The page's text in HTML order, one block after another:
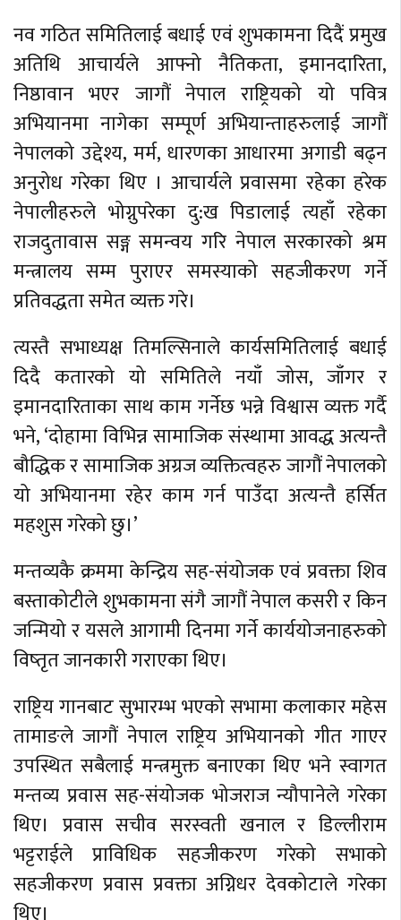
नव गठित समितिलाई बधाई एवं शुभकामना दिदैं प्रमुख
अतिथि आचार्यले आफ्नो नैतिकता, इमानदारिता,
निष्ठावान भएर जागौं नेपाल राष्ट्रियको यो पवित्र
अभियानमा नागेका सम्पूर्ण अभियान्ताहरुलाई जागौं
नेपालको उद्देश्य, मर्म, धारणका आधारमा अगाडी बढ्न
अनुरोध गरेका थिए । आचार्यले प्रवासमा रहेका हरेक
नेपालीहरुले भोग्नुपरेका दु:ख पिडालाई त्यहाँ रहेका
राजदुतावास सङ्ग समन्वय गरि नेपाल सरकारको श्रम
मन्त्रालय सम्म पुराएर समस्याको सहजीकरण गर्ने
प्रतिवद्धता समेत व्यक्त गरे।
त्यस्तै सभाध्यक्ष तिमल्सिनाले कार्यसमितिलाई बधाई
दिदै कतारको यो समितिले नयाँ जोस, जाँगर र
इमानदारिताका साथ काम गर्नेछ भन्ने विश्वास व्यक्त गर्दै
भने, ‘दोहामा विभिन्न सामाजिक संस्थामा आवद्ध अत्यन्तै
बौद्धिक र सामाजिक अग्रज व्यक्तित्वहरु जागौं नेपालको
यो अभियानमा रहेर काम गर्न पाउँदा अत्यन्तै हर्सित
महशुस गरेको छु।’
मन्तव्यकै क्रममा केन्द्रिय सह-संयोजक एवं प्रवक्ता शिव
बस्ताकोटीले शुभकामना संगै जागौं नेपाल कसरी र किन
जन्मियो र यसले आगामी दिनमा गर्ने कार्ययोजनाहरुको
विष्तृत जानकारी गराएका थिए।
राष्ट्रिय गानबाट सुभारम्भ भएको सभामा कलाकार महेस
तामाङले जागौं नेपाल राष्ट्रिय अभियानको गीत गाएर
उपस्थित सबैलाई मन्त्रमुक्त बनाएका थिए भने स्वागत
मन्तव्य प्रवास सह-संयोजक भोजराज न्यौपानेले गरेका
थिए। प्रवास सचीव सरस्वती खनाल र डिल्लीराम
भट्टराईले प्राविधिक सहजीकरण गरेको सभाको
सहजीकरण प्रवास प्रवक्ता अग्निधर देवकोटाले गरेका